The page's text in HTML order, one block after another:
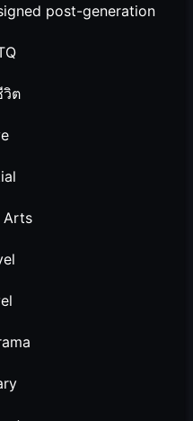
post-generation
ต
Arts